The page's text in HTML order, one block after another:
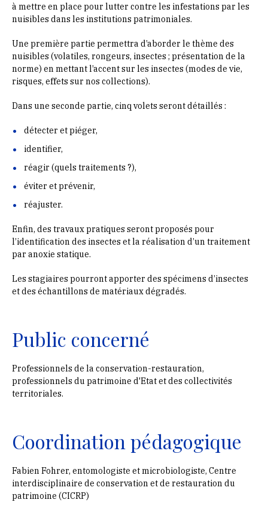
à mettre en place pour lutter contre les infestations par les
nuisibles dans les institutions patrimoniales.
Une première partie permettra d’aborder le thème des
nuisibles (volatiles, rongeurs, insectes ; présentation de la
norme) en mettant l’accent sur les insectes (modes de vie,
risques, effets sur nos collections).
Dans une seconde partie, cinq volets seront détaillés :
détecter et piéger,
identifier,
réagir (quels traitements ?),
éviter et prévenir,
réajuster.
Enfin, des travaux pratiques seront proposés pour
l’identification des insectes et la réalisation d’un traitement
par anoxie statique.
Les stagiaires pourront apporter des spécimens d’insectes
et des échantillons de matériaux dégradés.
Public concerné
Professionnels de la conservation-restauration,
professionnels du patrimoine d'Etat et des collectivités
territoriales.
Coordination pédagogique
Fabien Fohrer, entomologiste et microbiologiste, Centre
interdisciplinaire de conservation et de restauration du
patrimoine (CICRP)